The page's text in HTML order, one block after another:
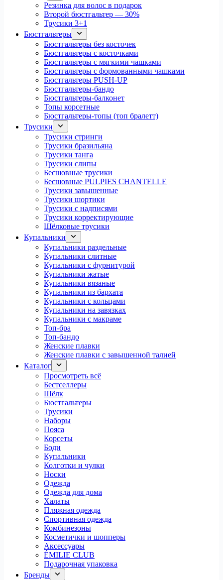
Резинка для волос в подарок
Второй бюстгальтер — 30%
Трусики 3+1
Бюстгальтеры
Бюстгальтеры без косточек
Бюстгальтеры с косточками
Бюстгальтеры с мягкими чашками
Бюстгальтеры с формованными чашками
Бюстгальтеры PUSH-UP
Бюстгальтеры-бандо
Бюстгальтеры-балконет
Топы корсетные
Бюстгальтеры-топы (топ бралетт)
Трусики
Трусики стринги
Трусики бразильяна
Трусики танга
Трусики слипы
Бесшовные трусики
Бесшовные PULPIES CHANTELLE
Трусики завышенные
Трусики шортики
Трусики с надписями
Трусики корректирующие
Шёлковые трусики
Купальники
Купальники раздельные
Купальники слитные
Купальники с фурнитурой
Купальники жатые
Купальники вязаные
Купальники из бархата
Купальники с кольцами
Купальники на завязках
Купальники с макраме
Топ-бра
Топ-бандо
Женские плавки
Женские плавки с завышенной талией
Каталог
Просмотреть всё
Бестселлеры
Шёлк
Бюстгальтеры
Трусики
Наборы
Пояса
Корсеты
Боди
Купальники
Колготки и чулки
Носки
Одежда
Одежда для дома
Халаты
Пляжная одежда
Спортивная одежда
Комбинезоны
Косметички и шопперы
Аксессуары
ÉMILIE CLUB
Подарочная упаковка
Бренды